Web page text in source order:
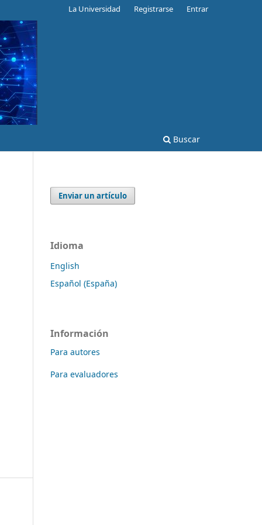
Buscar
La Universidad Registrarse Entrar
Enviar un artículo
Idioma
English
Español (España)
Información
Para autores
Para evaluadores